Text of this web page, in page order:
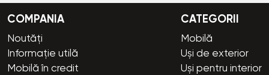
COMPANIA
Noutăți
Informație utilă
Mobilă în credit
CATEGORII
Mobilă
Uși de exterior
Uși pentru interior